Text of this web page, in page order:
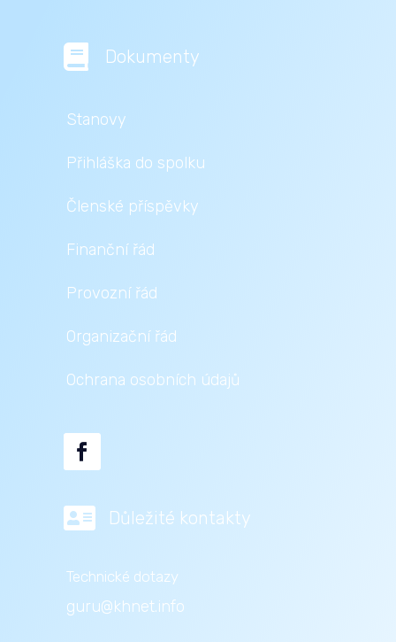
 Dokumenty
Stanovy
Přihláška do spolku
Členské příspěvky
Finanční řád
Provozní řád
Organizační řád
Ochrana osobních údajů
 Důležité kontakty
Technické dotazy
guru@khnet.info